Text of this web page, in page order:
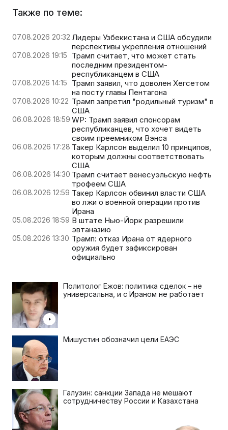
Также по теме:
07.08.2026 20:32 Лидеры Узбекистана и США обсудили
перспективы укрепления отношений
07.08.2026 19:15
Трамп считает, что может стать
последним президентом-
республиканцем в США
07.08.2026 14:15
Трамп заявил, что доволен Хегсетом
на посту главы Пентагона
07.08.2026 10:22 Трамп запретил "родильный туризм" в
США
06.08.2026 18:59 WP: Трамп заявил спонсорам
республиканцев, что хочет видеть
своим преемником Вэнса
06.08.2026 17:28 Такер Карлсон выделил 10 принципов,
которым должны соответствовать
США
06.08.2026 14:30 Трамп считает венесуэльскую нефть
трофеем США
06.08.2026 12:59 Такер Карлсон обвинил власти США
во лжи о военной операции против
Ирана
05.08.2026 18:59 В штате Нью-Йорк разрешили
эвтаназию
05.08.2026 13:30 Трамп: отказ Ирана от ядерного
оружия будет зафиксирован
официально
Политолог Ежов: политика сделок – не
универсальна, и с Ираном не работает
Мишустин обозначил цели ЕАЭС
Галузин: санкции Запада не мешают
сотрудничеству России и Казахстана